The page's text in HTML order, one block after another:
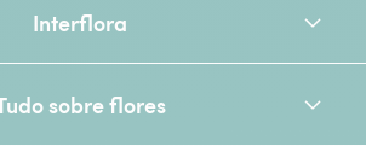
Interflora
sobre flores